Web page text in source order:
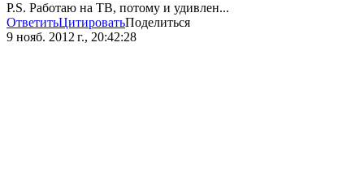
P.S. Работаю на ТВ, потому и удивлен...
ОтветитьЦитироватьПоделиться
9 нояб. 2012 г., 20:42:28